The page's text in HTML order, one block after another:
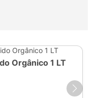
Orgânico 1 LT